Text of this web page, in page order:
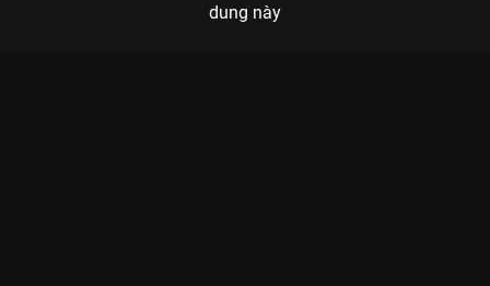
dung này